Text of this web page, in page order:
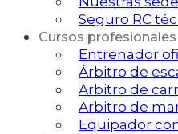
Seguro RC
Cursos profesionales
Entrenador
Árbitro de
Arbitro de
Arbitro de
Equipador